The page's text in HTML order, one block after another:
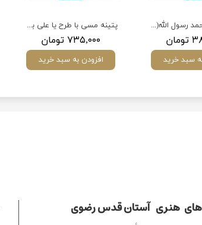
پتینه مسی با طرح یا علی بن موسی الرضا(ع)
۷۳۵,۰۰۰ تومان
افزودن به سبد خرید
تابلو رزین محمد رسول الله(ص)
سبد خرید
های هنری آستان قدس رضوی​​​​​​​​​​​​​​